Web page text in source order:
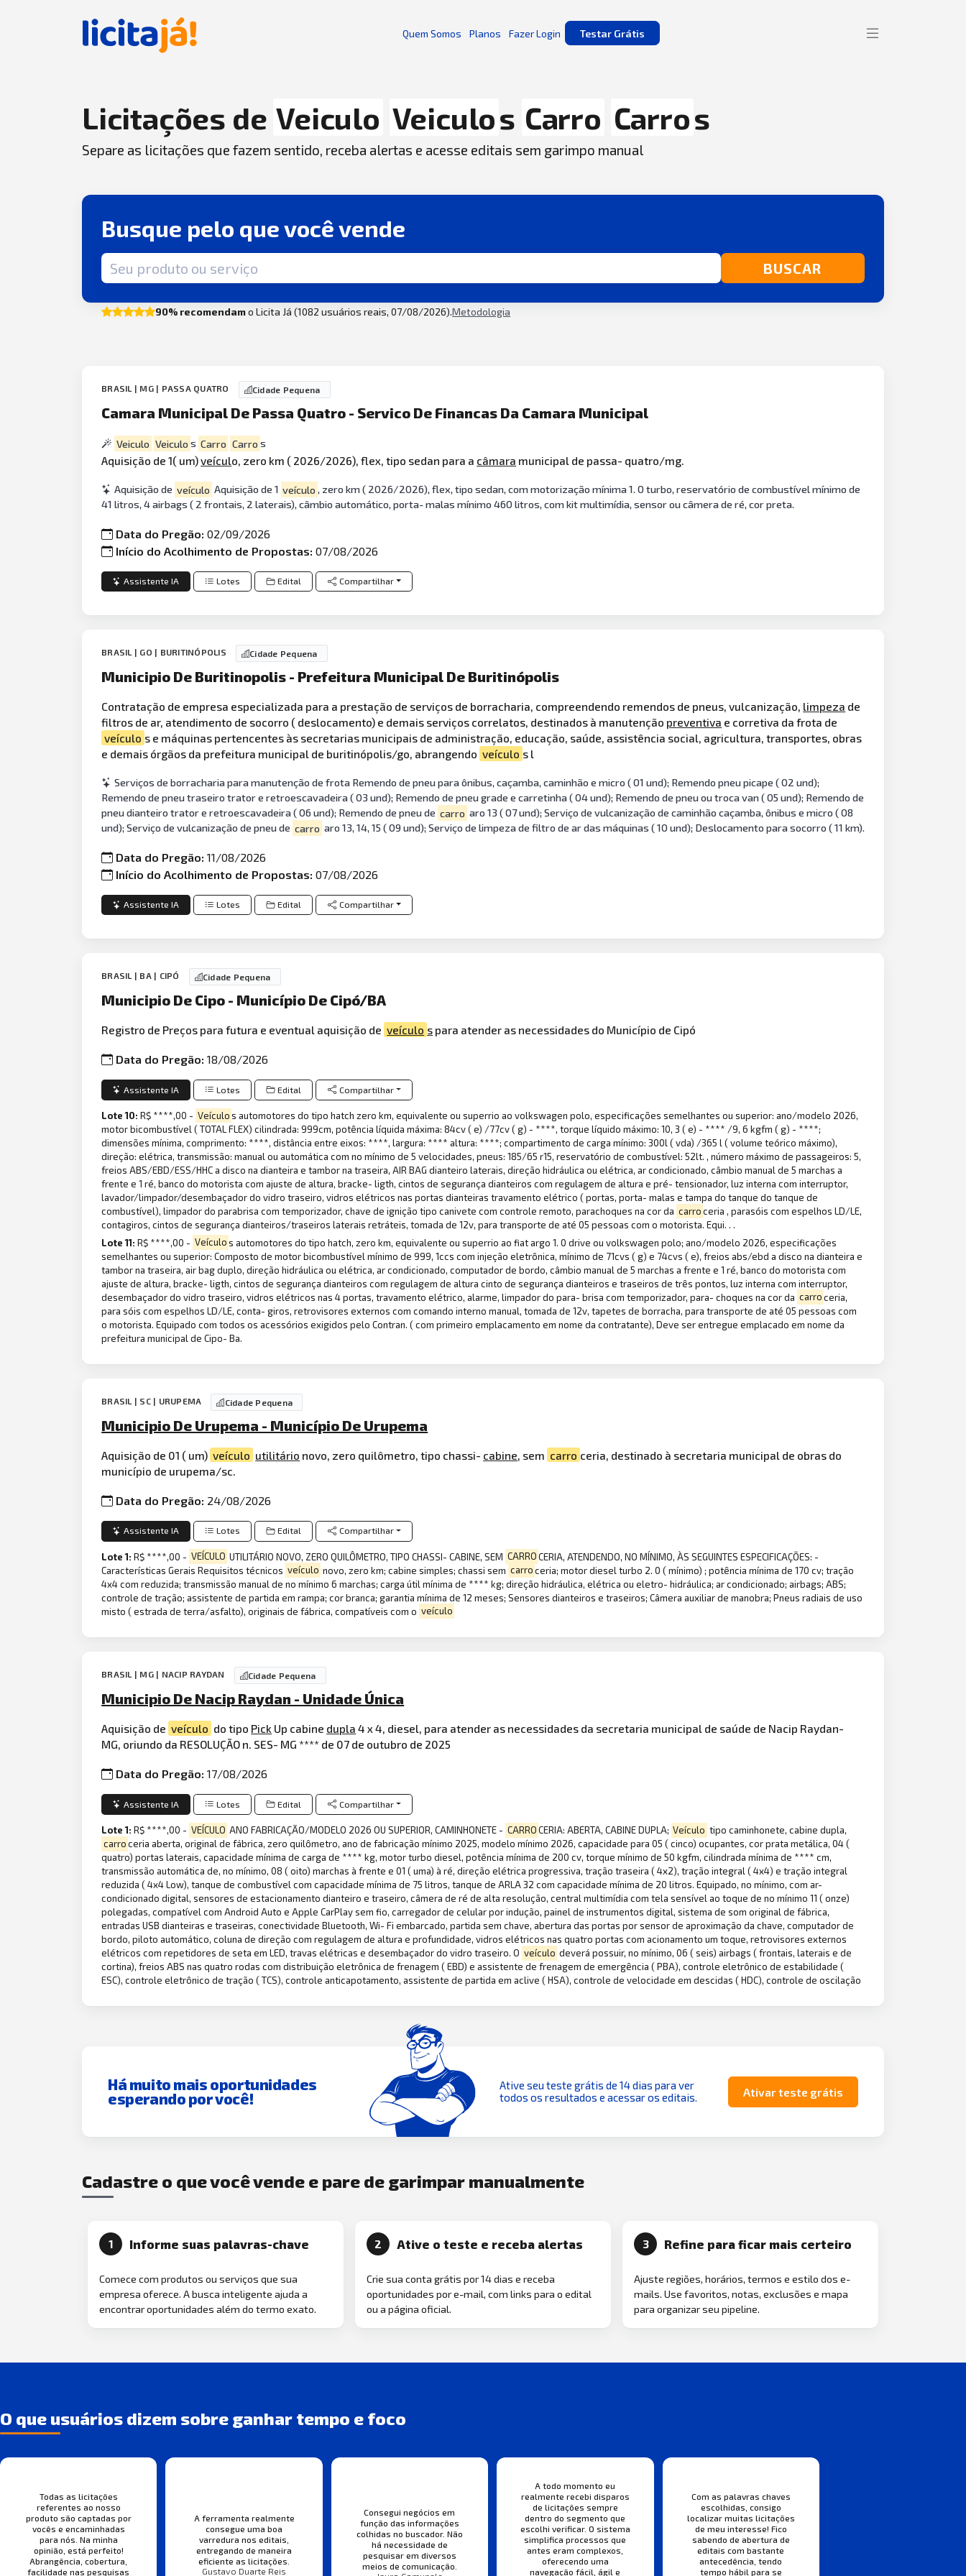
Quem Somos Planos Fazer Login Testar Grátis
Licitações de Veiculo Veiculos Carro Carros
Separe as licitações que fazem sentido, receba alertas e acesse editais sem garimpo manual
Busque pelo que você vende
Termo de busca BUSCAR
90% recomendamo Licita Já (1082 usuários reais, 07/08/2026).Metodologia
BRASIL | MG | PASSA QUATRO Cidade Pequena
Camara Municipal De Passa Quatro - Servico De Financas Da Camara Municipal
Veiculo Veiculo s Carro Carro s
Aquisição de 1( um)veículo, zero km ( 2026/2026), flex, tipo sedan para a câmara municipal de passa- quatro/mg.
Aquisição de veículo Aquisição de 1 veículo , zero km ( 2026/2026), flex, tipo sedan, com motorização mínima 1. 0 turbo, reservatório de combustível mínimo de
41 litros, 4 airbags ( 2 frontais, 2 laterais), câmbio automático, porta- malas mínimo 460 litros, com kit multimídia, sensor ou câmera de ré, cor preta.
Data do Pregão:02/09/2026
Início do Acolhimento de Propostas:07/08/2026
Assistente IA Lotes Edital Compartilhar
BRASIL | GO | BURITINÓPOLIS Cidade Pequena
Municipio De Buritinopolis - Prefeitura Municipal De Buritinópolis
Contratação de empresa especializada para a prestação de serviços de borracharia, compreendendo remendos de pneus, vulcanização, limpeza de
filtros de ar, atendimento de socorro ( deslocamento) e demais serviços correlatos, destinados à manutenção preventiva e corretiva da frota de
veículo s e máquinas pertencentes às secretarias municipais de administração, educação, saúde, assistência social, agricultura, transportes, obras
e demais órgãos da prefeitura municipal de buritinópolis/go, abrangendo veículo s l
Serviços de borracharia para manutenção de frota Remendo de pneu para ônibus, caçamba, caminhão e micro ( 01 und); Remendo pneu picape ( 02 und);
Remendo de pneu traseiro trator e retroescavadeira ( 03 und); Remendo de pneu grade e carretinha ( 04 und); Remendo de pneu ou troca van ( 05 und); Remendo de
pneu dianteiro trator e retroescavadeira ( 06 und); Remendo de pneu de carro aro 13 ( 07 und); Serviço de vulcanização de caminhão caçamba, ônibus e micro ( 08
und); Serviço de vulcanização de pneu de carro aro 13, 14, 15 ( 09 und); Serviço de limpeza de filtro de ar das máquinas ( 10 und); Deslocamento para socorro ( 11 km).
Data do Pregão:11/08/2026
Início do Acolhimento de Propostas:07/08/2026
Assistente IA Lotes Edital Compartilhar
BRASIL | BA | CIPÓ Cidade Pequena
Municipio De Cipo - Município De Cipó/BA
Registro de Preços para futura e eventual aquisição de veículo s para atender as necessidades do Município de Cipó
Data do Pregão:18/08/2026
Assistente IA Lotes Edital Compartilhar
Lote 10:R$ ****,00 - Veículos automotores do tipo hatch zero km, equivalente ou superrio ao volkswagen polo, especificações semelhantes ou superior: ano/modelo 2026,
motor bicombustível ( TOTAL FLEX) cilindrada: 999cm, potência líquida máxima: 84cv ( e) /77cv ( g) - ****, torque líquido máximo: 10, 3 ( e) - **** /9, 6 kgfm ( g) - ****;
dimensões mínima, comprimento: ****, distância entre eixos: ****, largura: **** altura: ****; compartimento de carga mínimo: 300l ( vda) /365 l ( volume teórico máximo),
direção: elétrica, transmissão: manual ou automática com no mínimo de 5 velocidades, pneus: 185/65 r15, reservatório de combustível: 52lt. , número máximo de passageiros: 5,
freios ABS/EBD/ESS/HHC a disco na dianteira e tambor na traseira, AIR BAG dianteiro laterais, direção hidráulica ou elétrica, ar condicionado, câmbio manual de 5 marchas a
frente e 1 ré, banco do motorista com ajuste de altura, bracke- ligth, cintos de segurança dianteiros com regulagem de altura e pré- tensionador, luz interna com interruptor,
lavador/limpador/desembaçador do vidro traseiro, vidros elétricos nas portas dianteiras travamento elétrico ( portas, porta- malas e tampa do tanque do tanque de
combustível), limpador do parabrisa com temporizador, chave de ignição tipo canivete com controle remoto, parachoques na cor da carroceria , parasóis com espelhos LD/LE,
contagiros, cintos de segurança dianteiros/traseiros laterais retráteis, tomada de 12v, para transporte de até 05 pessoas com o motorista. Equi. . .
Lote 11:R$ ****,00 - Veículos automotores do tipo hatch, zero km, equivalente ou superrio ao fiat argo 1. 0 drive ou volkswagen polo; ano/modelo 2026, especificações
semelhantes ou superior: Composto de motor bicombustível mínimo de 999, 1ccs com injeção eletrônica, mínimo de 71cvs ( g) e 74cvs ( e), freios abs/ebd a disco na dianteira e
tambor na traseira, air bag duplo, direção hidráulica ou elétrica, ar condicionado, computador de bordo, câmbio manual de 5 marchas a frente e 1 ré, banco do motorista com
ajuste de altura, bracke- ligth, cintos de segurança dianteiros com regulagem de altura cinto de segurança dianteiros e traseiros de três pontos, luz interna com interruptor,
desembaçador do vidro traseiro, vidros elétricos nas 4 portas, travamento elétrico, alarme, limpador do para- brisa com temporizador, para- choques na cor da carroceria,
para sóis com espelhos LD/LE, conta- giros, retrovisores externos com comando interno manual, tomada de 12v, tapetes de borracha, para transporte de até 05 pessoas com
o motorista. Equipado com todos os acessórios exigidos pelo Contran. ( com primeiro emplacamento em nome da contratante), Deve ser entregue emplacado em nome da
prefeitura municipal de Cipo- Ba.
BRASIL | SC | URUPEMA Cidade Pequena
Municipio De Urupema - Município De Urupema
Aquisição de 01 ( um) veículo utilitário novo, zero quilômetro, tipo chassi- cabine , sem carro ceria, destinado à secretaria municipal de obras do
município de urupema/sc.
Data do Pregão: 24/08/2026
Assistente IA Lotes Edital Compartilhar
Lote 1:R$ ****,00 - VEÍCULO UTILITÁRIO NOVO, ZERO QUILÔMETRO, TIPO CHASSI- CABINE, SEM CARROCERIA, ATENDENDO, NO MÍNIMO, ÀS SEGUINTES ESPECIFICAÇÕES: -
Características Gerais Requisitos técnicos veículo novo, zero km; cabine simples; chassi sem carroceria; motor diesel turbo 2. 0 ( mínimo) ; potência mínima de 170 cv; tração
4x4 com reduzida; transmissão manual de no mínimo 6 marchas; carga útil mínima de **** kg; direção hidráulica, elétrica ou eletro- hidráulica; ar condicionado; airbags; ABS;
controle de tração; assistente de partida em rampa; cor branca; garantia mínima de 12 meses; Sensores dianteiros e traseiros; Câmera auxiliar de manobra; Pneus radiais de uso
misto ( estrada de terra/asfalto), originais de fábrica, compatíveis com o veículo
BRASIL | MG | NACIP RAYDAN Cidade Pequena
Municipio De Nacip Raydan - Unidade Única
Aquisição de veículo do tipo Pick Up cabine dupla 4 x 4, diesel, para atender as necessidades da secretaria municipal de saúde de Nacip Raydan-
MG, oriundo da RESOLUÇÃO n. SES- MG **** de 07 de outubro de 2025
Data do Pregão:17/08/2026
Assistente IA Lotes Edital Compartilhar
Lote 1:R$ ****,00 - VEÍCULO ANO FABRICAÇÃO/MODELO 2026 OU SUPERIOR, CAMINHONETE - CARROCERIA: ABERTA, CABINE DUPLA; Veículo tipo caminhonete, cabine dupla,
carroceria aberta, original de fábrica, zero quilômetro, ano de fabricação mínimo 2025, modelo mínimo 2026, capacidade para 05 ( cinco) ocupantes, cor prata metálica, 04 (
quatro) portas laterais, capacidade mínima de carga de **** kg, motor turbo diesel, potência mínima de 200 cv, torque mínimo de 50 kgfm, cilindrada mínima de **** cm,
transmissão automática de, no mínimo, 08 ( oito) marchas à frente e 01 ( uma) à ré, direção elétrica progressiva, tração traseira ( 4x2), tração integral ( 4x4) e tração integral
reduzida ( 4x4 Low), tanque de combustível com capacidade mínima de 75 litros, tanque de ARLA 32 com capacidade mínima de 20 litros. Equipado, no mínimo, com ar-
condicionado digital, sensores de estacionamento dianteiro e traseiro, câmera de ré de alta resolução, central multimídia com tela sensível ao toque de no mínimo 11 ( onze)
polegadas, compatível com Android Auto e Apple CarPlay sem fio, carregador de celular por indução, painel de instrumentos digital, sistema de som original de fábrica,
entradas USB dianteiras e traseiras, conectividade Bluetooth, Wi- Fi embarcado, partida sem chave, abertura das portas por sensor de aproximação da chave, computador de
bordo, piloto automático, coluna de direção com regulagem de altura e profundidade, vidros elétricos nas quatro portas com acionamento um toque, retrovisores externos
elétricos com repetidores de seta em LED, travas elétricas e desembaçador do vidro traseiro. O veículo deverá possuir, no mínimo, 06 ( seis) airbags ( frontais, laterais e de
cortina), freios ABS nas quatro rodas com distribuição eletrônica de frenagem ( EBD) e assistente de frenagem de emergência ( PBA), controle eletrônico de estabilidade (
ESC), controle eletrônico de tração ( TCS), controle anticapotamento, assistente de partida em aclive ( HSA), controle de velocidade em descidas ( HDC), controle de oscilação
Há muito mais oportunidades
esperando por você!
Ative seu teste grátis de 14 dias para ver
todos os resultados e acessar os editais.
Ativar teste grátis
Cadastre o que você vende e pare de garimpar manualmente
1 Informe suas palavras-chave
Comece com produtos ou serviços que sua
empresa oferece. A busca inteligente ajuda a
encontrar oportunidades além do termo exato.
2 Ative o teste e receba alertas
Crie sua conta grátis por 14 dias e receba
oportunidades por e-mail, com links para o edital
ou a página oficial.
3 Refine para ficar mais certeiro
Ajuste regiões, horários, termos e estilo dos e-
mails. Use favoritos, notas, exclusões e mapa
para organizar seu pipeline.
O que usuários dizem sobre ganhar tempo e foco
Todas as licitações
referentes ao nosso
produto são captadas por
vocês e encaminhadas
para nós. Na minha
opinião, está perfeito!
Abrangência, cobertura,
facilidade nas pesquisas
A ferramenta realmente
consegue uma boa
varredura nos editais,
entregando de maneira
eficiente as licitações.
Gustavo Duarte Reis
Consegui negócios em
função das informações
colhidas no buscador. Não
há necessidade de
pesquisar em diversos
meios de comunicação.
A todo momento eu
realmente recebi disparos
de licitações sempre
dentro do segmento que
escolhi verificar. O sistema
simplifica processos que
antes eram complexos,
oferecendo uma
navegação fácil, ágil e
Com as palavras chaves
escolhidas, consigo
localizar muitas licitações
de meu interesse! Fico
sabendo de abertura de
editais com bastante
antecedência, tendo
tempo hábil para se